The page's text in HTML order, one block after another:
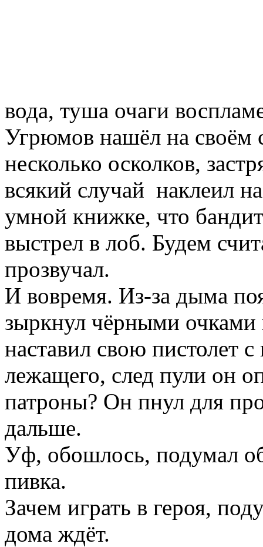
вода, туша очаги
Угрюмов нашёл на своём
несколько осколков,
всякий случай наклеил
умной книжке, что
выстрел в лоб. Будем
прозвучал.
И вовремя. Из-за дыма
зыркнул чёрными
наставил свою пистолет
лежащего, след пули он
патроны? Он пнул для
дальше.
Уф, обошлось, подумал
пивка.
Зачем играть в героя,
дома ждёт.